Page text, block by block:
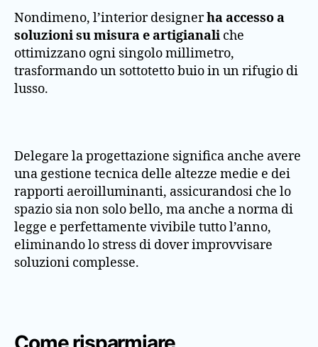
Nondimeno, l’interior designerha accesso a
soluzioni su misura e artigianali che
ottimizzano ogni singolo millimetro,
trasformando un sottotetto buio in un rifugio di
lusso.
Delegare la progettazione significa anche avere
una gestione tecnica delle altezze medie e dei
rapporti aeroilluminanti, assicurandosi che lo
spazio sia non solo bello, ma anche a norma di
legge e perfettamente vivibile tutto l’anno,
eliminando lo stress di dover improvvisare
soluzioni complesse.